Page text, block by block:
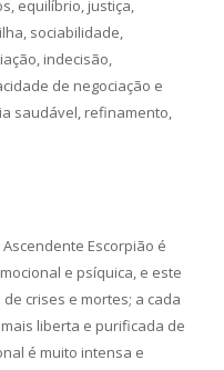
equilíbrio, justiça,
sociabilidade,
indecisão,
de negociação e
saudável, refinamento,
Escorpião é
e psíquica, e este
crises e mortes; a cada
liberta e purificada de
é muito intensa e